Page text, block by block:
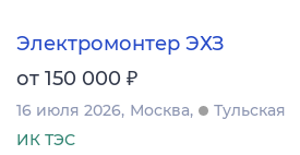
Электромонтер ЭХЗ
от 150 000 ₽
16 июля 2026 Москва
Тульская
ИК ТЭС